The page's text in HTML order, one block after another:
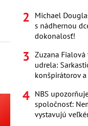
Michael
s nádhernou
dokonalosť!
Zuzana
udrela:
konšpirátorov
NBS
spoločnosť:
vystavujú